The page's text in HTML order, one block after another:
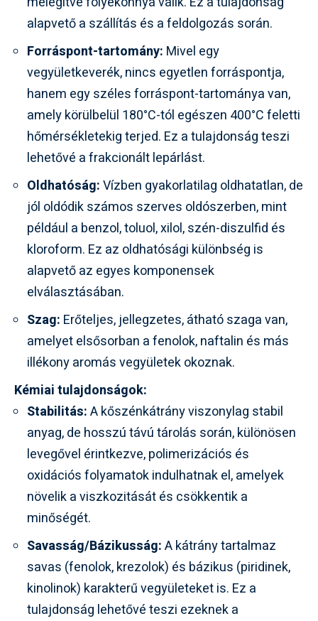
alapvető a szállítás és a feldolgozás során.
Forráspont-tartomány: Mivel egy
vegyületkeverék, nincs egyetlen forráspontja,
hanem egy széles forráspont-tartománya van,
amely körülbelül 180°C-tól egészen 400°C feletti
hőmérsékletekig terjed. Ez a tulajdonság teszi
lehetővé a frakcionált lepárlást.
Oldhatóság:Vízben gyakorlatilag oldhatatlan, de
jól oldódik számos szerves oldószerben, mint
például a benzol, toluol, xilol, szén-diszulfid és
kloroform. Ez az oldhatósági különbség is
alapvető az egyes komponensek
elválasztásában.
Szag: Erőteljes, jellegzetes, átható szaga van,
amelyet elsősorban a fenolok, naftalin és más
illékony aromás vegyületek okoznak.
Kémiai tulajdonságok:
Stabilitás:A kőszénkátrány viszonylag stabil
anyag, de hosszú távú tárolás során, különösen
levegővel érintkezve, polimerizációs és
oxidációs folyamatok indulhatnak el, amelyek
növelik a viszkozitását és csökkentik a
minőségét.
Savasság/Bázikusság:A kátrány tartalmaz
savas (fenolok, krezolok) és bázikus (piridinek,
kinolinok) karakterű vegyületeket is. Ez a
tulajdonság lehetővé teszi ezeknek a